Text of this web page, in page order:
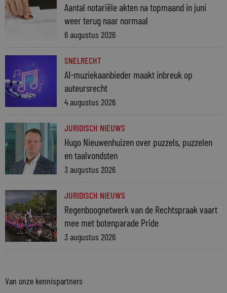
Aantal notariële akten na topmaand in juni
weer terug naar normaal
6 augustus 2026
SNELRECHT
AI-muziekaanbieder maakt inbreuk op
auteursrecht
4 augustus 2026
JURIDISCH NIEUWS
Hugo Nieuwenhuizen over puzzels, puzzelen
en taalvondsten
3 augustus 2026
JURIDISCH NIEUWS
Regenboognetwerk van de Rechtspraak vaart
mee met botenparade Pride
3 augustus 2026
Van onze kennispartners